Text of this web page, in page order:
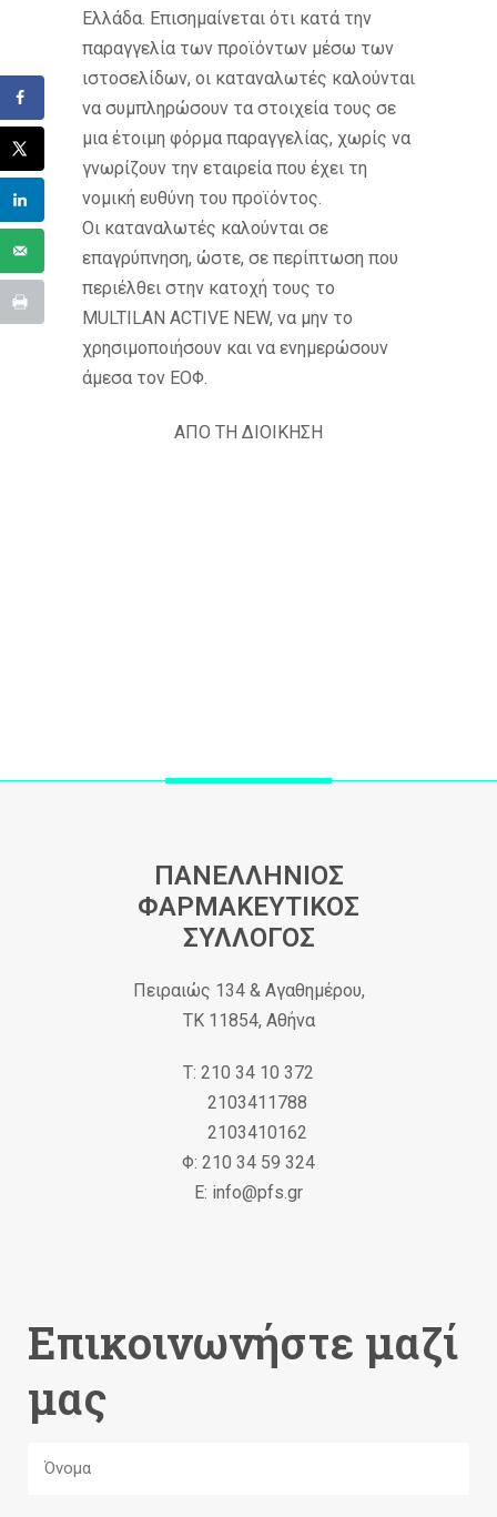
Ελλάδα. Επισημαίνεται ότι κατά την
παραγγελία των προϊόντων μέσω των
ιστοσελίδων, οι καταναλωτές καλούνται
να συμπληρώσουν τα στοιχεία τους σε
μια έτοιμη φόρμα παραγγελίας, χωρίς να
γνωρίζουν την εταιρεία που έχει τη
νομική ευθύνη του προϊόντος.
Οι καταναλωτές καλούνται σε
επαγρύπνηση, ώστε, σε περίπτωση που
περιέλθει στην κατοχή τους το
MULTILAN ACTIVE NEW, να μην το
χρησιμοποιήσουν και να ενημερώσουν
άμεσα τον ΕΟΦ.
ΑΠΟ ΤΗ ΔΙΟΙΚΗΣΗ
ΠΑΝΕΛΛΗΝΙΟΣ
ΦΑΡΜΑΚΕΥΤΙΚΟΣ
ΣΥΛΛΟΓΟΣ
Πειραιώς 134 & Αγαθημέρου,
ΤΚ 11854, Αθήνα
Τ: 210 34 10 372
2103411788
2103410162
Φ: 210 34 59 324
Ε: info@pfs.gr
Επικοινωνήστε μαζί
μας